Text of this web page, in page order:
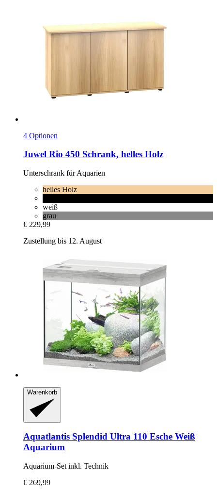
4 Optionen
Juwel Rio 450 Schrank, helles Holz
Unterschrank für Aquarien
helles Holz
weiß
grau
€ 229,99
Zustellung bis 12. August
Warenkorb
Aquatlantis Splendid Ultra 110 Esche Weiß
Aquarium
Aquarium-​Set inkl. Technik
€ 269,99